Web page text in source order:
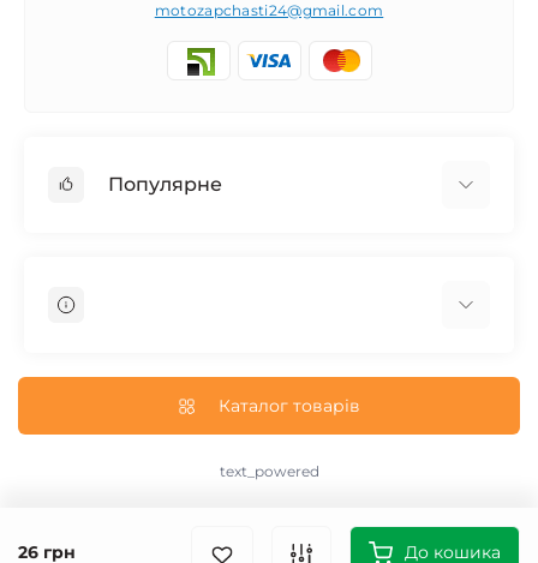
26 грн До кошика
motozapchasti24@gmail.com
Популярне
Запчасти на мотоцикл Ява
Запчасти на мотоцикл Восход
Запчасти на Дельту / Delta
Запчасти на скутер Honda
Запчасти на скутер Suzuki
Доставка и Оплата
Пользовательское соглашение
Каталог товарів
text_powered